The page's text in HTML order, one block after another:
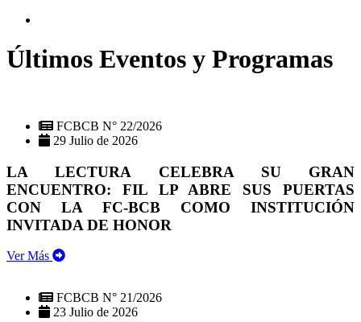
Últimos Eventos y Programas
FCBCB N° 22/2026
29 Julio de 2026
LA LECTURA CELEBRA SU GRAN
ENCUENTRO: FIL LP ABRE SUS PUERTAS
CON LA FC-BCB COMO INSTITUCIÓN
INVITADA DE HONOR
Ver Más
FCBCB N° 21/2026
23 Julio de 2026